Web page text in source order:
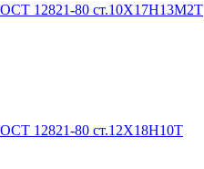
12821-80 ст.10Х17Н13М2Т
12821-80 ст.12Х18Н10Т